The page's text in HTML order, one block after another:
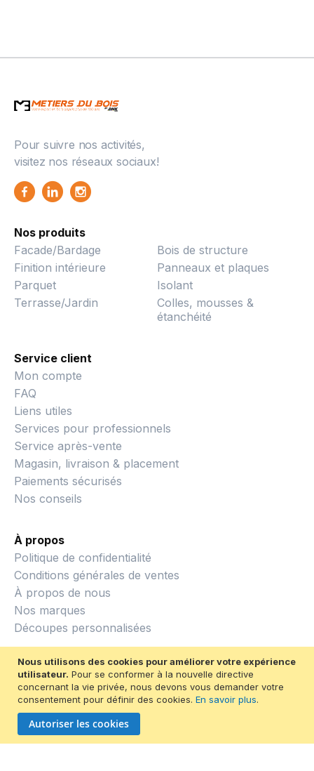
Nous utilisons des cookies pour améliorer votre expérience
utilisateur. Pour se conformer à la nouvelle directive
concernant la vie privée, nous devons vous demander votre
consentement pour définir des cookies. En savoir plus.
Autoriser les cookies
Pour suivre nos activités,
visitez nos réseaux sociaux!
Nos produits
Facade/Bardage
Finition intérieure
Parquet
Terrasse/Jardin
Bois de structure
Panneaux et plaques
Isolant
Colles, mousses &
étanchéité
Service client
Mon compte
FAQ
Liens utiles
Services pour professionnels
Service après-vente
Magasin, livraison & placement
Paiements sécurisés
Nos conseils
À propos
Politique de confidentialité
Conditions générales de ventes
À propos de nous
Nos marques
Découpes personnalisées
© 2026 Métiers du bois